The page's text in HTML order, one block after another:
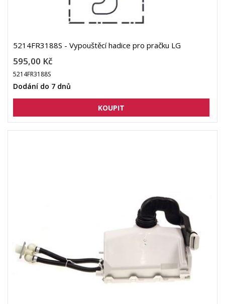
5214FR3188S - Vypouštěcí hadice pro pračku LG
595,00 Kč
5214FR3188S
Dodání do 7 dnů